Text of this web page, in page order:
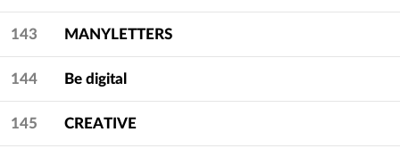
143 MANYLETTERS
144 Be digital
145 CREATIVE